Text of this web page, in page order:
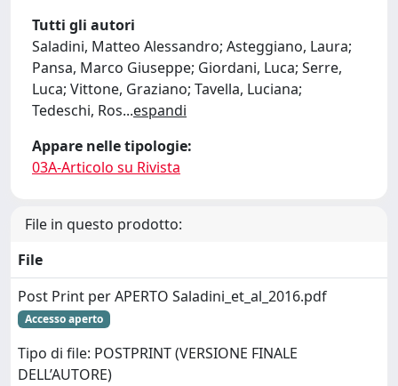
Tutti gli autori
Saladini, Matteo Alessandro; Asteggiano, Laura;
Pansa, Marco Giuseppe; Giordani, Luca; Serre,
Luca; Vittone, Graziano; Tavella, Luciana;
Tedeschi, Ros...espandi
Appare nelle tipologie:
03A-Articolo su Rivista
File in questo prodotto:
File
Post Print per APERTO Saladini_et_al_2016.pdf
Accesso aperto
Tipo di file: POSTPRINT (VERSIONE FINALE
DELL’AUTORE)